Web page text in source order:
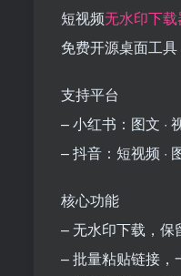
短视频无水印下载
免费开源桌面工具
支持平台
– 小红书：图文 ·
– 抖音：短视频 ·
核心功能
– 无水印下载，保
– 批量粘贴链接，